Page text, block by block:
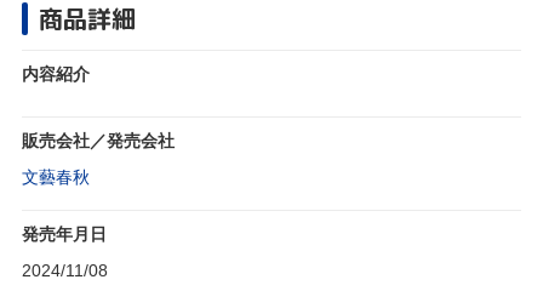
商品詳細
内容紹介
販売会社／発売会社
文藝春秋
発売年月日
2024/11/08